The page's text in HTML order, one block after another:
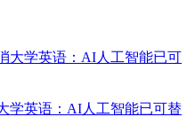
学英语：AI人工智能已可替